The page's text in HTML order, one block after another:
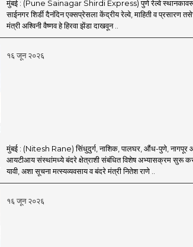
मुंबई : (Pune Sainagar Shirdi Express) पुणे रेल्वे
साईनगर शिर्डी दैनंदिन एक्सप्रेसला केंद्रीय रेल्वे, माहिती व प्रसारण
मंत्री अश्विनी वैष्णव हे हिरवा झेंडा दाखवून ..
१६ जून २०२६
मुंबई : (Nitesh Rane) सिंधुदुर्ग, नाशिक, पालघर, औंध-पुणे, नागपूर
आयटीआय संस्थांमध्ये बंदरे क्षेत्राशी संबंधित विशेष अभ्यासक्रम सुरू
यावी, अशा सूचना मत्स्यव्यवसाय व बंदरे मंत्री नितेश राणे ..
१६ जून २०२६